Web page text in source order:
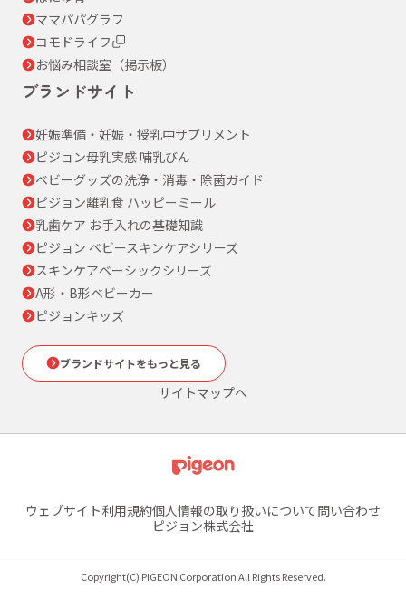
ママパパグラフ
コモドライフ
お悩み相談室（掲示板）
ブランドサイト
妊娠準備・妊娠・授乳中サプリメント
ピジョン母乳実感 哺乳びん
ベビーグッズの洗浄・消毒・除菌ガイド
ピジョン離乳食 ハッピーミール
乳歯ケア お手入れの基礎知識
ピジョン ベビースキンケアシリーズ
スキンケアベーシックシリーズ
A形・B形ベビーカー
ピジョンキッズ
ブランドサイトをもっと見る
サイトマップへ
ウェブサイト利用規約個人情報の取り扱いについて問い合わせ
ピジョン株式会社
Copyright(C) PIGEON Corporation All Rights Reserved.